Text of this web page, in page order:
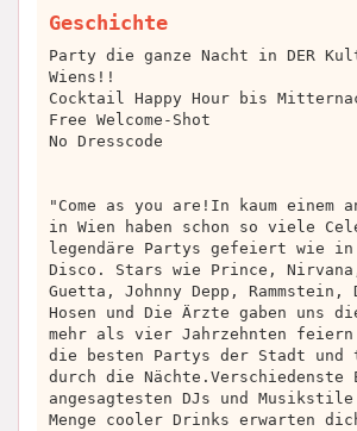
Geschichte
Party die ganze Nacht in DER
Wiens!!
Cocktail Happy Hour bis
Free Welcome-Shot
No Dresscode
"Come as you are!In kaum einem
in Wien haben schon so viele
legendäre Partys gefeiert wie
Disco. Stars wie Prince,
Guetta, Johnny Depp, Rammstein,
Hosen und Die Ärzte gaben uns
mehr als vier Jahrzehnten
die besten Partys der Stadt und
durch die Nächte.Verschiedenste
angesagtesten DJs und
Menge cooler Drinks erwarten